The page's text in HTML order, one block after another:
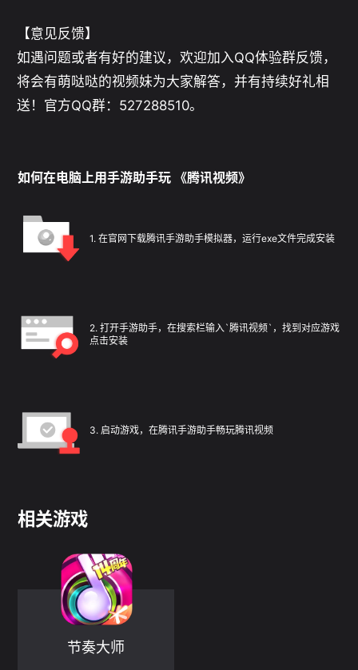
【意见反馈】
如遇问题或者有好的建议，欢迎加入QQ体验群反馈，
将会有萌哒哒的视频妹为大家解答，并有持续好礼相
如何在电脑上用手游助手玩 《腾讯视频》
1. 在官网下载腾讯手游助手模拟器，运行exe文件完成安装
2. 打开手游助手，在搜索栏输入`腾讯视频`，找到对应游戏
点击安装
3. 启动游戏，在腾讯手游助手畅玩腾讯视频
相关游戏
节奏大师